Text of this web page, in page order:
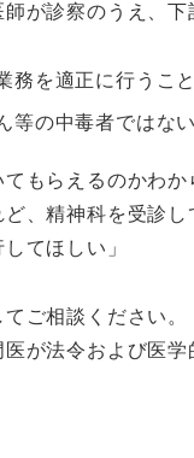
が診察のうえ、
務を適正に行うこ
等の中毒者ではな
もらえるのかわか
ど、精神科を受診し
てほしい」
ご相談ください。
が法令および医